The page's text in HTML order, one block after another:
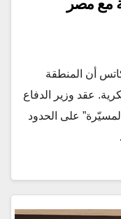
مع مصر
كاتس أن المنطقة
عقد وزير الدفاع
على الحدود